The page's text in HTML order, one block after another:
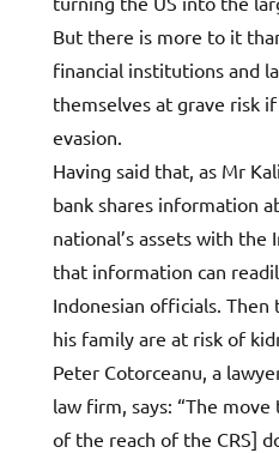
But there is more to it
financial institutions and
themselves at grave risk
evasion.
Having said that, as Mr
bank shares information
national’s assets with the
that information can
Indonesian officials. Then
his family are at risk of
Peter Cotorceanu, a
law firm, says: “The
of the reach of the CRS]